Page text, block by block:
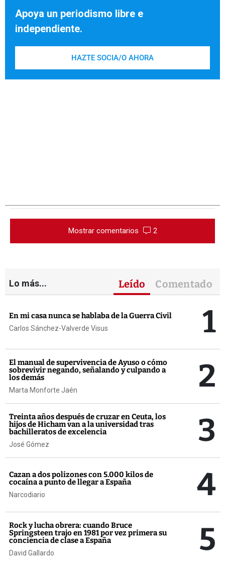
Apoya un periodismo libre e
independiente.
HAZTE SOCIA/O AHORA
Mostrar comentarios 2
Lo más... Leído Comentado
En mi casa nunca se hablaba de la Guerra Civil
Carlos Sánchez-Valverde Visus 1
El manual de supervivencia de Ayuso o cómo
sobrevivir negando, señalando y culpando a
los demás
Marta Monforte Jaén 2
Treinta años después de cruzar en Ceuta, los
hijos de Hicham van a la universidad tras
bachilleratos de excelencia
José Gómez 3
Cazan a dos polizones con 5.000 kilos de
cocaína a punto de llegar a España
Narcodiario 4
Rock y lucha obrera: cuando Bruce
Springsteen trajo en 1981 por vez primera su
conciencia de clase a España
David Gallardo 5